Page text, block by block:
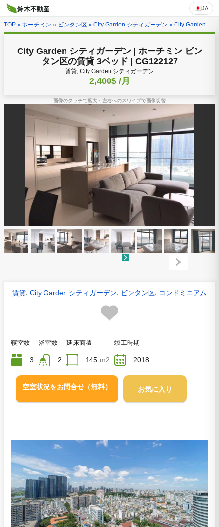
TOP » ホーチミン » ビンタン区 » City Garden シティガーデン » City Garden シティガーデン | ホーチミン ビンタン区の賃貸 3ベッド | CG122127
City Garden シティガーデン | ホーチミン ビン
タン区の賃貸 3ベッド | CG122127
賃貸, City Garden シティガーデン
2,400$ /月
画像のタッチで拡大・左右へのスワイプで画像切替
賃貸, City Garden シティガーデン, ビンタン区, コンドミニアム
寝室数
3
浴室数
2
延床面積
145 m2
竣工時期
2018
空室状況をお問合せ（無料） お気に入り
鈴木不動産 JA